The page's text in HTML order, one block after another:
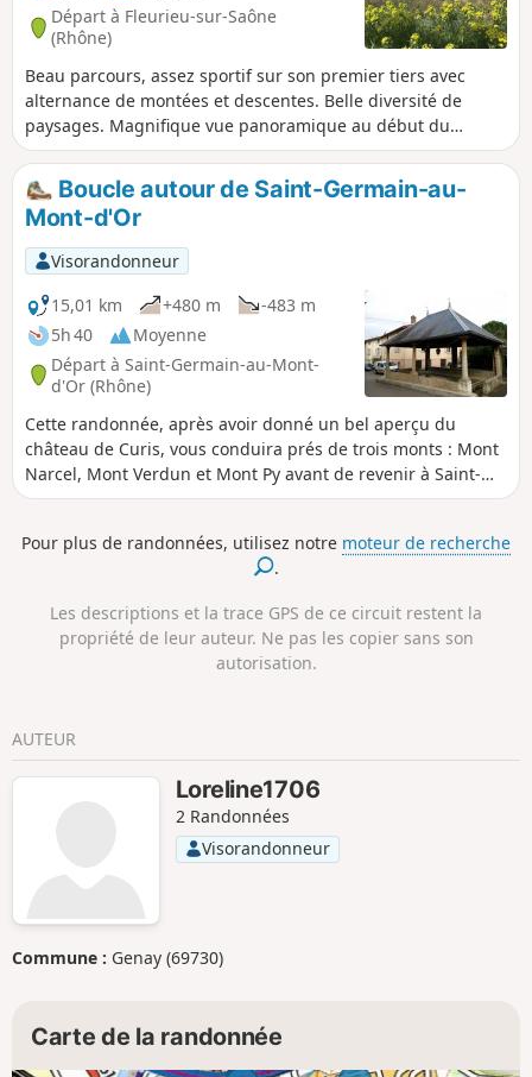
Départ à Fleurieu-sur-Saône
(Rhône)
Beau parcours, assez sportif sur son premier tiers avec
alternance de montées et descentes. Belle diversité de
paysages. Magnifique vue panoramique au début du
parcours.
Boucle autour de Saint-Germain-au-
Mont-d'Or
Visorandonneur
15,01 km
+480 m
-483 m
5h 40
Moyenne
Départ à Saint-Germain-au-Mont-
d'Or (Rhône)
Cette randonnée, après avoir donné un bel aperçu du
château de Curis, vous conduira prés de trois monts : Mont
Narcel, Mont Verdun et Mont Py avant de revenir à Saint-
Germain. Vous pourrez y découvrir plusieurs lavoirs et
Pour plus de randonnées, utilisez notre moteur de recherche
.
Les descriptions et la trace GPS de ce circuit restent la
propriété de leur auteur. Ne pas les copier sans son
autorisation.
AUTEUR
Loreline1706
2 Randonnées
Visorandonneur
Commune : Genay (69730)
Carte de la randonnée